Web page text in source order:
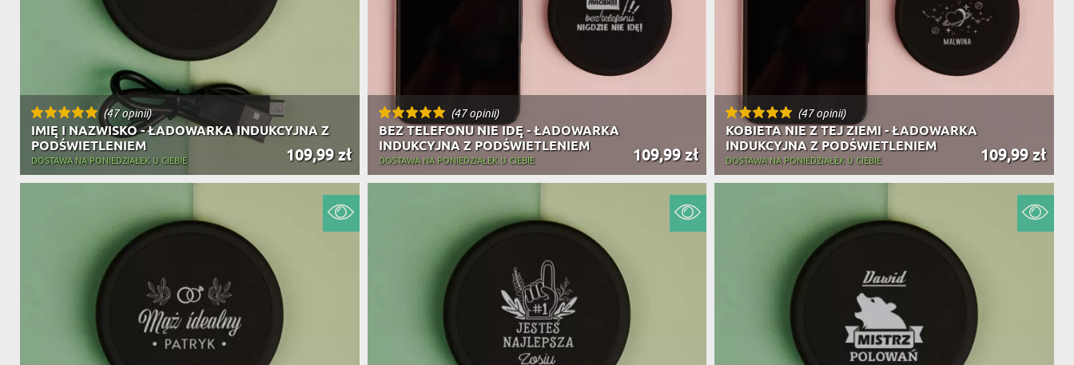
(47 opinii)
BEZ TELEFONU NIE IDĘ - ŁADOWARKA
INDUKCYJNA Z PODŚWIETLENIEM
109,99 zł
DOSTAWA NA PONIEDZIAŁEK U CIEBIE
(47 opinii)
IMIĘ I NAZWISKO - ŁADOWARKA INDUKCYJNA Z
PODŚWIETLENIEM
109,99 zł
DOSTAWA NA PONIEDZIAŁEK U CIEBIE
(47 opinii)
KOBIETA NIE Z TEJ ZIEMI - ŁADOWARKA
INDUKCYJNA Z PODŚWIETLENIEM
109,99 zł
DOSTAWA NA PONIEDZIAŁEK U CIEBIE